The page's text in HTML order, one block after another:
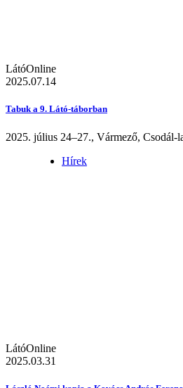
LátóOnline
2025.07.14
Tabuk a 9. Látó-táborban
2025. július 24–27., Vármező, Csodál-
Hírek
LátóOnline
2025.03.31